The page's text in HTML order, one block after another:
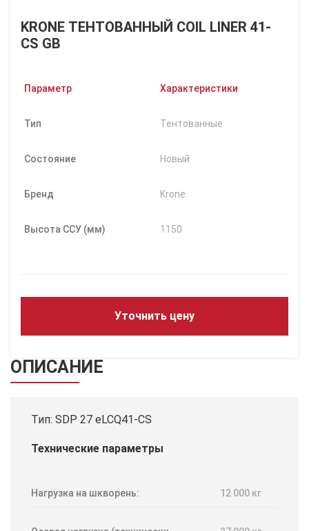
KRONE ТЕНТОВАННЫЙ COIL LINER 41-
CS GB
Параметр Характеристики
Тип Тентованные
Состояние Новый
Бренд Krone
Высота ССУ (мм) 1150
Уточнить цену
ОПИСАНИЕ
Тип: SDP 27 eLCQ41-CS
Технические параметры
Нагрузка на шкворень: 12 000 кг